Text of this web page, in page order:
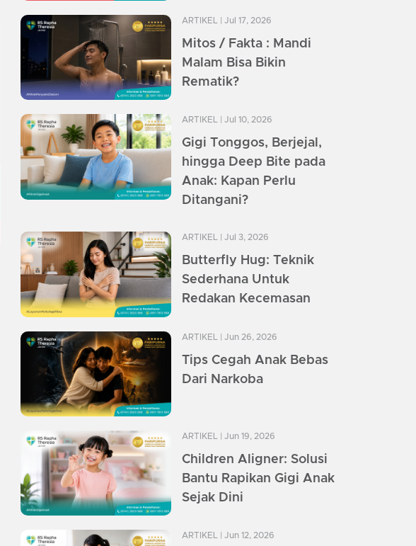
ARTIKEL | Jul 17, 2026
Mitos / Fakta : Mandi
Malam Bisa Bikin
Rematik?
ARTIKEL | Jul 10, 2026
Gigi Tonggos, Berjejal,
hingga Deep Bite pada
Anak: Kapan Perlu
Ditangani?
ARTIKEL | Jul 3, 2026
Butterfly Hug: Teknik
Sederhana Untuk
Redakan Kecemasan
ARTIKEL | Jun 26, 2026
Tips Cegah Anak Bebas
Dari Narkoba
ARTIKEL | Jun 19, 2026
Children Aligner: Solusi
Bantu Rapikan Gigi Anak
Sejak Dini
ARTIKEL | Jun 12, 2026